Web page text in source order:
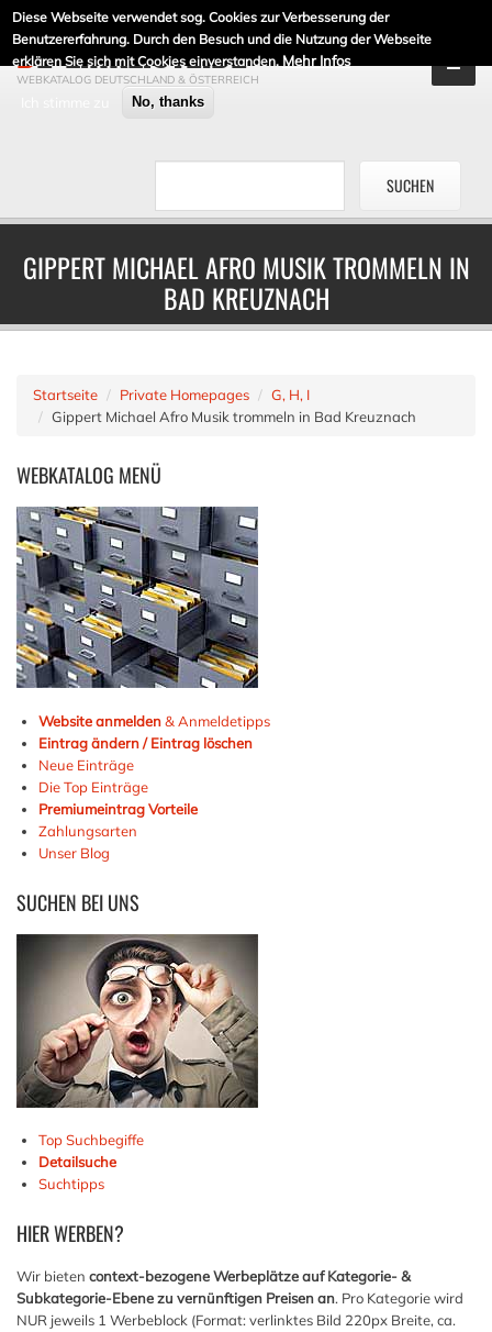
Diese Webseite verwendet sog. Cookies zur Verbesserung der
Benutzererfahrung. Durch den Besuch und die Nutzung der Webseite
erklären Sie sich mit Cookies einverstanden. Mehr Infos
No, thanks
DE-LINKLISTE.DE
WEBKATALOG DEUTSCHLAND & ÖSTERREICH
GIPPERT MICHAEL AFRO MUSIK TROMMELN IN
BAD KREUZNACH
Startseite Private Homepages
G, H, I
Gippert Michael Afro Musik trommeln in Bad Kreuznach
WEBKATALOG MENÜ
Website anmelden& Anmeldetipps
Eintrag ändern / Eintrag löschen
Neue Einträge
Die Top Einträge
Premiumeintrag Vorteile
Zahlungsarten
Unser Blog
SUCHEN BEI UNS
Top Suchbegiffe
Detailsuche
Suchtipps
HIERWERBEN?
Wir bieten context-bezogene Werbeplätze auf Kategorie- &
Subkategorie-Ebene zu vernünftigen Preisen an. Pro Kategorie wird
NUR jeweils 1 Werbeblock (Format: verlinktes Bild 220px Breite, ca.